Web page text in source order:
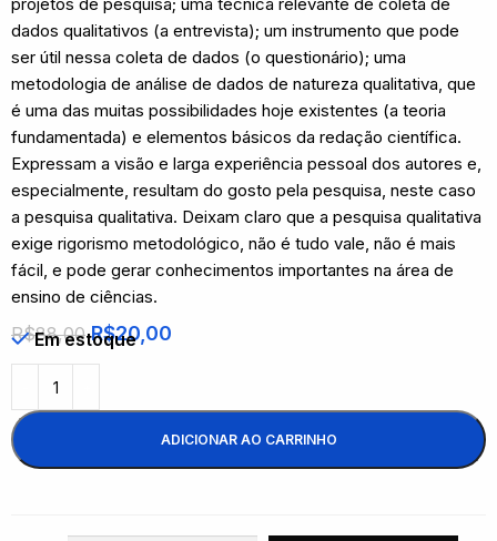
dados qualitativos (a entrevista); um instrumento que pode
ser útil nessa coleta de dados (o questionário); uma
metodologia de análise de dados de natureza qualitativa, que
é uma das muitas possibilidades hoje existentes (a teoria
fundamentada) e elementos básicos da redação científica.
Expressam a visão e larga experiência pessoal dos autores e,
especialmente, resultam do gosto pela pesquisa, neste caso
a pesquisa qualitativa. Deixam claro que a pesquisa qualitativa
exige rigorismo metodológico, não é tudo vale, não é mais
fácil, e pode gerar conhecimentos importantes na área de
ensino de ciências.
R$88,00 R$20,00
Em estoque
ADICIONAR AO CARRINHO